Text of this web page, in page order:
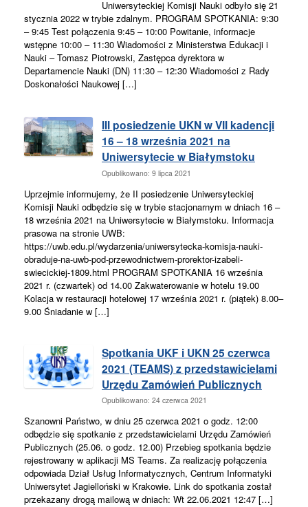
Uniwersyteckiej Komisji Nauki odbyło się 21
stycznia 2022 w trybie zdalnym. PROGRAM SPOTKANIA: 9:30
– 9:45 Test połączenia 9:45 – 10:00 Powitanie, informacje
wstępne 10:00 – 11:30 Wiadomości z Ministerstwa Edukacji i
Nauki – Tomasz Piotrowski, Zastępca dyrektora w
Departamencie Nauki (DN) 11:30 – 12:30 Wiadomości z Rady
Doskonałości Naukowej […]
III posiedzenie UKN w VII kadencji
16 – 18 września 2021 na
Uniwersytecie w Białymstoku
Opublikowano: 9 lipca 2021
Uprzejmie informujemy, że II posiedzenie Uniwersyteckiej
Komisji Nauki odbędzie się w trybie stacjonarnym w dniach 16 –
18 września 2021 na Uniwersytecie w Białymstoku. Informacja
prasowa na stronie UWB:
https://uwb.edu.pl/wydarzenia/uniwersytecka-komisja-nauki-
obraduje-na-uwb-pod-przewodnictwem-prorektor-izabeli-
swiecickiej-1809.html PROGRAM SPOTKANIA 16 września
2021 r. (czwartek) od 14.00 Zakwaterowanie w hotelu 19.00
Kolacja w restauracji hotelowej 17 września 2021 r. (piątek) 8.00–
9.00 Śniadanie w […]
Spotkania UKF i UKN 25 czerwca
2021 (TEAMS) z przedstawicielami
Urzędu Zamówień Publicznych
Opublikowano: 24 czerwca 2021
Szanowni Państwo, w dniu 25 czerwca 2021 o godz. 12:00
odbędzie się spotkanie z przedstawicielami Urzędu Zamówień
Publicznych (25.06. o godz. 12.00) Przebieg spotkania będzie
rejestrowany w aplikacji MS Teams. Za realizację połączenia
odpowiada Dział Usług Informatycznych, Centrum Informatyki
Uniwersytet Jagielloński w Krakowie. Link do spotkania został
przekazany drogą mailową w dniach: Wt 22.06.2021 12:47 […]